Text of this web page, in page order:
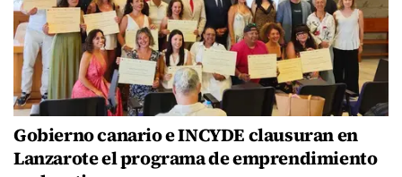
Gobierno canario e INCYDE clausuran en
Lanzarote el programa de emprendimiento